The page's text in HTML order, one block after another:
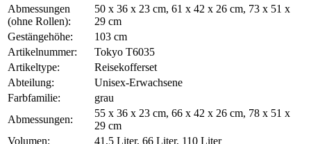
Abmessungen
(ohne Rollen):
50 x 36 x 23 cm, 61 x 42 x 26 cm, 73 x 51 x
29 cm
Gestängehöhe:
103 cm
Artikelnummer:
Tokyo T6035
Artikeltype:
Reisekofferset
Abteilung:
Unisex-Erwachsene
Farbfamilie:
grau
Abmessungen:
55 x 36 x 23 cm, 66 x 42 x 26 cm, 78 x 51 x
29 cm
Volumen:
41,5 Liter, 66 Liter, 110 Liter